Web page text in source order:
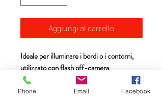
Aggiungi al carrello
Ideale per illuminare i bordi o i contorni,
utilizzato con flash off-camera
Crea una luce morbida e accattivante.
Bacchette con codice colore e
Phone Email Facebook